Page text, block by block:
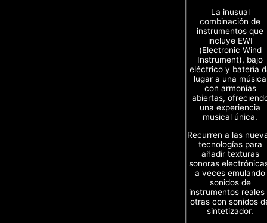
La inusual
combinación de
instrumentos que
incluye EWI
(Electronic Wind
Instrument), bajo
eléctrico y batería
lugar a una música
con armonías
abiertas,
una experiencia
musical única.
Recurren a las
tecnologías para
añadir texturas
sonoras
a veces emulando
sonidos de
instrumentos reales
otras con sonidos
sintetizador.